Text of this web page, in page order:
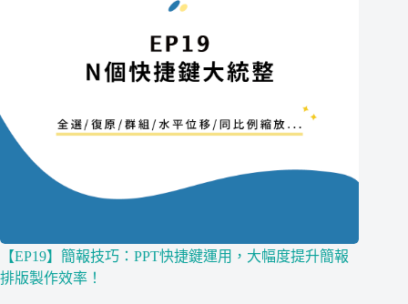
【EP19】簡報技巧：PPT快捷鍵運用，大幅度提升簡報
排版製作效率！